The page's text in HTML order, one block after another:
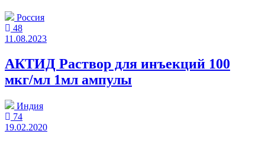
Россия
48
11.08.2023
АКТИД Раствор для инъекций 100
мкг/мл 1мл ампулы
Индия
74
19.02.2020